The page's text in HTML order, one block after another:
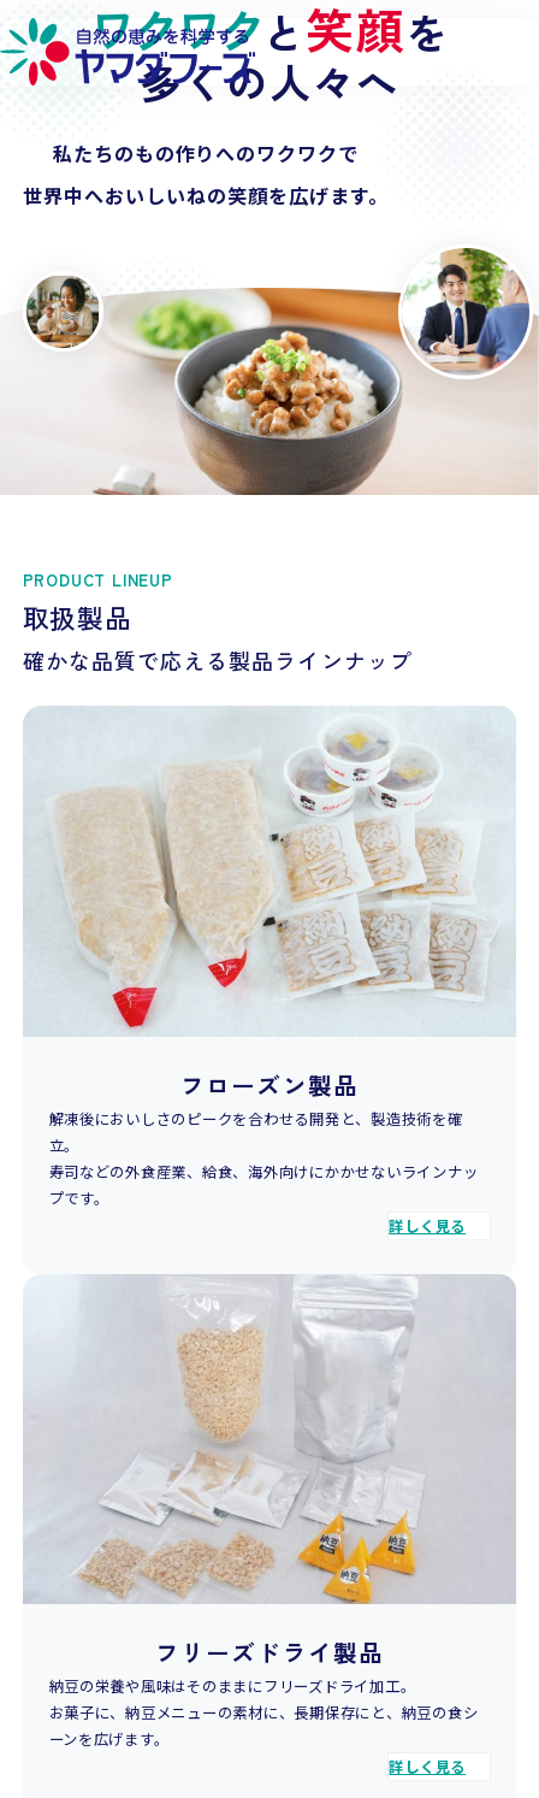
本文へ移動 ワクワクと笑顔を
多くの人々へ
私たちのもの作りへのワクワクで
世界中へおいしいねの笑顔を広げます。
私たちの探求心で
納豆の世界を広げる
チルドから冷凍、フリーズドライへ。
食卓から業務用、そして世界へ。
PRODUCT LINEUP
取扱製品
確かな品質で応える製品ラインナップ
フローズン製品
解凍後においしさのピークを合わせる開発と、製造技術を確
立。
寿司などの外食産業、給食、海外向けにかかせないラインナッ
プです。
詳しく見る
フリーズドライ製品
納豆の栄養や風味はそのままにフリーズドライ加工。
お菓子に、納豆メニューの素材に、長期保存にと、納豆の食シ
ーンを広げます。
詳しく見る